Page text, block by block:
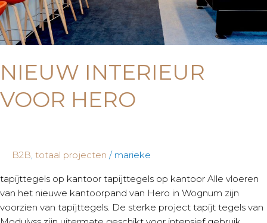
NIEUW INTERIEUR
VOOR HERO
B2B, totaal projecten / marieke
tapijttegels op kantoor tapijttegels op kantoor Alle vloeren
van het nieuwe kantoorpand van Hero in Wognum zijn
voorzien van tapijttegels. De sterke project tapijt tegels van